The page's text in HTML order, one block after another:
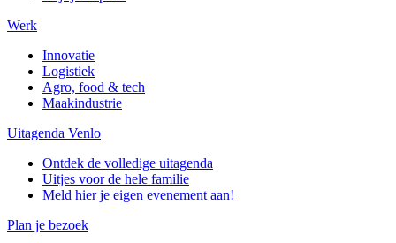
Werk
Innovatie
Logistiek
Agro, food & tech
Maakindustrie
Uitagenda Venlo
Ontdek de volledige uitagenda
Uitjes voor de hele familie
Meld hier je eigen evenement aan!
Plan je bezoek